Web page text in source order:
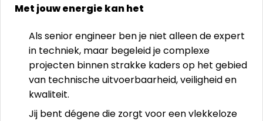
Met jouw energie kan het
Als senior engineer ben je niet alleen de expert
in techniek, maar begeleid je complexe
projecten binnen strakke kaders op het gebied
van technische uitvoerbaarheid, veiligheid en
kwaliteit.
Jij bent dégene die zorgt voor een vlekkeloze